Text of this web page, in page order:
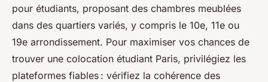
pour étudiants, proposant des chambres meublées
dans des quartiers variés, y compris le 10e, 11e ou
19e arrondissement. Pour maximiser vos chances de
trouver une colocation étudiant Paris, privilégiez les
plateformes fiables : vérifiez la cohérence des